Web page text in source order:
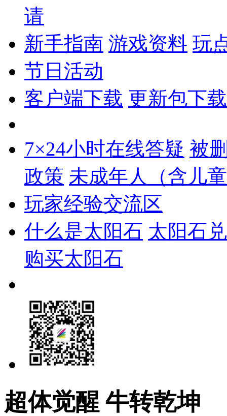
请
新手指南 游戏资料 玩
节日活动
客户端下载 更新包下载
7×24小时在线答疑 被
政策 未成年人（含儿
玩家经验交流区
什么是太阳石 太阳石
购买太阳石
超体觉醒 牛转乾坤